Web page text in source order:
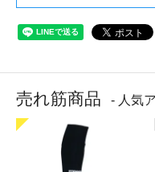
売れ筋商品 - 人気